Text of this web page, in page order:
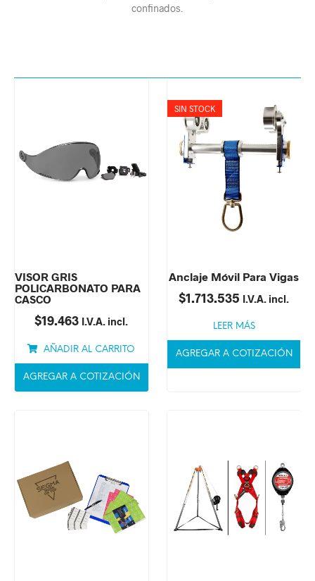
confinados.
VISOR GRIS
POLICARBONATO PARA
CASCO
$19.463 I.V.A. incl.
AÑADIR AL CARRITO
AGREGAR A COTIZACIÓN
SIN STOCK
Anclaje Móvil Para Vigas
$1.713.535 I.V.A. incl.
LEER MÁS
AGREGAR A COTIZACIÓN